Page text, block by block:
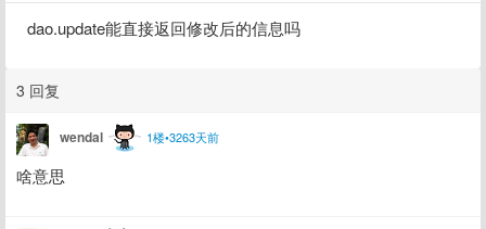
dao.update能直接返回修改后的信息吗
3 回复
wendal 1楼•3263天前
啥意思